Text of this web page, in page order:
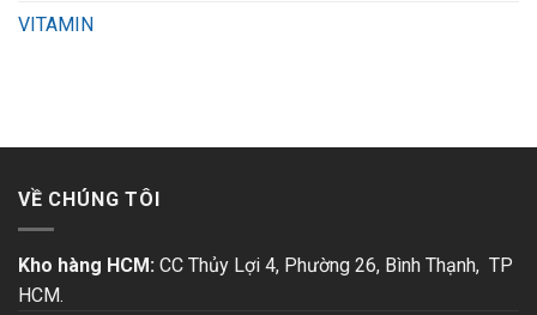
VITAMIN
VỀ CHÚNG TÔI
Kho hàng HCM: CC Thủy Lợi 4, Phường 26, Bình Thạnh, TP
HCM.